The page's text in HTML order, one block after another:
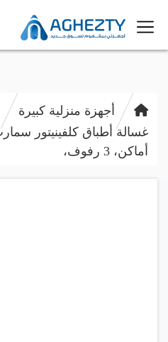
أجهزة منزلية كبيرة
أماكن، 3 رفوف،